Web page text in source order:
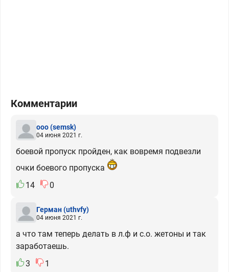
Комментарии
ooo(semsk)
04 июня 2021 г.
боевой пропуск пройден, как вовремя подвезли
очки боевого пропуска
14
0
Герман(uthvfy)
04 июня 2021 г.
а что там теперь делать в л.ф и с.о. жетоны и так
заработаешь.
3
1